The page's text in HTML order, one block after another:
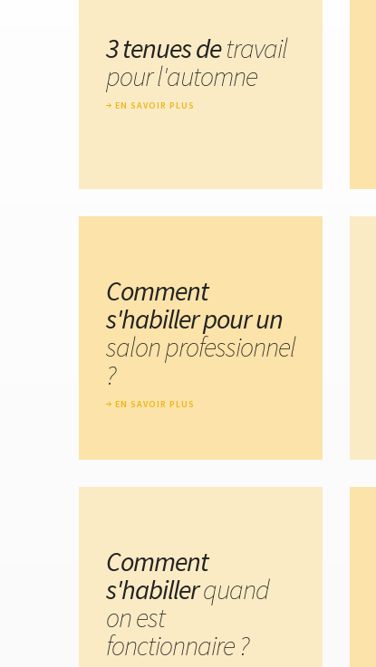
3 tenues detravail
pour l'automne
EN SAVOIR PLUS
Comment
s'habiller pour un
salon professionnel
?
EN SAVOIR PLUS
Comment
s'habillerquand
on est
fonctionnaire ?